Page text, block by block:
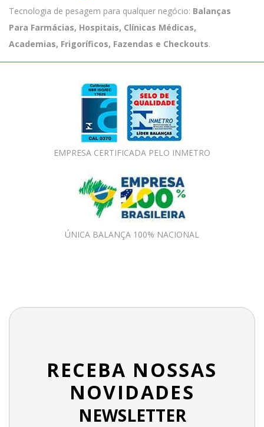
Tecnologia de pesagem para qualquer negócio: Balanças
Para Farmácias, Hospitais, Clínicas Médicas,
Academias, Frigoríficos, Fazendas e Checkouts.
EMPRESA CERTIFICADA PELO INMETRO
ÚNICA BALANÇA 100% NACIONAL
RECEBA NOSSAS
NOVIDADES
NEWSLETTER